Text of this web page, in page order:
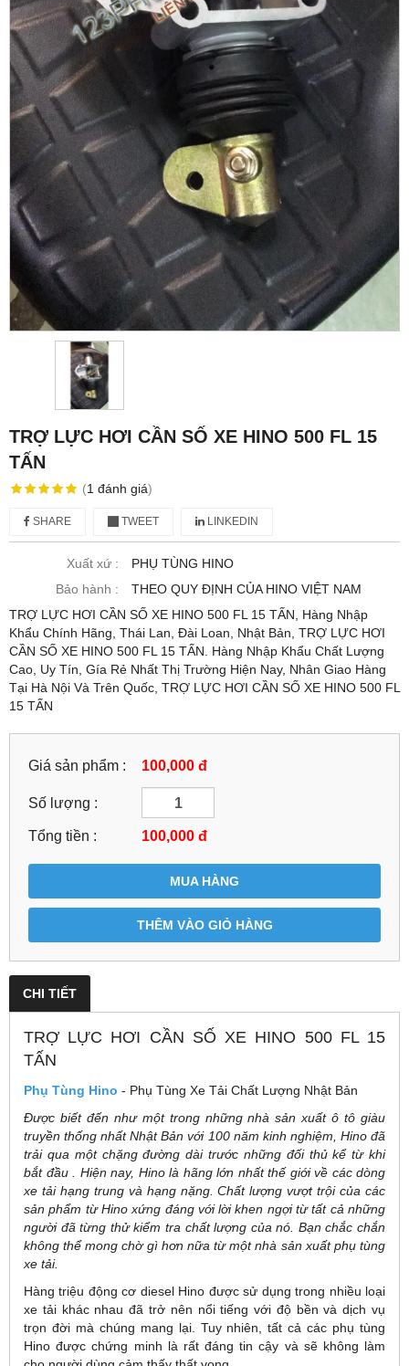
TRỢ LỰC HƠI CẦN SỐ XE HINO 500 FL 15
TẤN
(1 đánh giá)
SHARE TWEET LINKEDIN
Xuất xứ :
PHỤ TÙNG HINO
Bảo hành :
THEO QUY ĐỊNH CỦA HINO VIỆT NAM
TRỢ LỰC HƠI CẦN SỐ XE HINO 500 FL 15 TẤN, Hàng Nhập
Khẩu Chính Hãng, Thái Lan, Đài Loan, Nhật Bản, TRỢ LỰC HƠI
CẦN SỐ XE HINO 500 FL 15 TẤN. Hàng Nhập Khẩu Chất Lượng
Cao, Uy Tín, Gía Rẻ Nhất Thị Trường Hiện Nay, Nhân Giao Hàng
Tại Hà Nội Và Trên Quốc, TRỢ LỰC HƠI CẦN SỐ XE HINO 500 FL
15 TẤN
Giá sản phẩm : 100,000 đ
Số lượng :
Tổng tiền : 100,000 đ
MUA HÀNG
THÊM VÀO GIỎ HÀNG
CHI TIẾT
TRỢ LỰC HƠI CẦN SỐ XE HINO 500 FL 15
TẤN
Phụ Tùng Hino - Phụ Tùng Xe Tải Chất Lượng Nhật Bản
Được biết đến như một trong những nhà sản xuất ô tô giàu
truyền thống nhất Nhật Bản với 100 năm kinh nghiệm, Hino đã
trải qua một chặng đường dài trước những đối thủ kể từ khi
bắt đầu . Hiện nay, Hino là hãng lớn nhất thế giới về các dòng
xe tải hạng trung và hạng nặng. Chất lượng vượt trội của các
sản phẩm từ Hino xứng đáng với lời khen ngợi từ tất cả những
người đã từng thử kiểm tra chất lượng của nó. Bạn chắc chắn
không thể mong chờ gì hơn nữa từ một nhà sản xuất phụ tùng
xe tải.
Hàng triệu động cơ diesel Hino được sử dụng trong nhiều loại
xe tải khác nhau đã trở nên nổi tiếng với độ bền và dịch vụ
trọn đời mà chúng mang lại. Tuy nhiên, tất cả các phụ tùng
Hino được chứng minh là rất đáng tin cậy và sẽ không làm